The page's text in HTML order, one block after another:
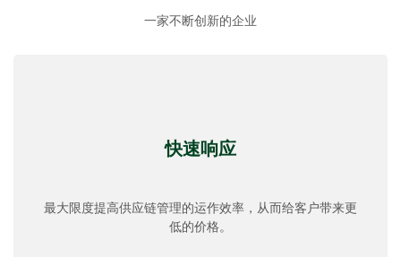
一家不断创新的企业
快速响应
最大限度提高供应链管理的运作效率，从而给客户带来更
低的价格。